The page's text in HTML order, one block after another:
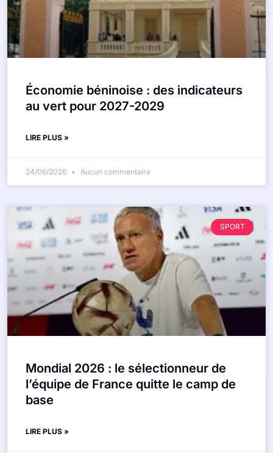
Économie béninoise : des indicateurs
au vert pour 2027-2029
LIRE PLUS »
24/06/2026 Aucun commentaire
SPORT
Mondial 2026 : le sélectionneur de
l’équipe de France quitte le camp de
base
LIRE PLUS »